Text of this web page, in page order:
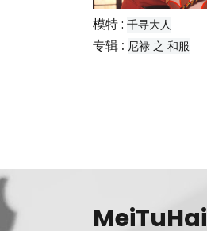
模特 : 千寻大人
专辑 : 尼禄 之 和服
MeiTuHai